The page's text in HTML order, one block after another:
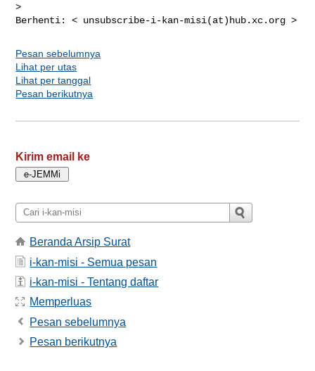
>
Pesan sebelumnya
Lihat per utas
Lihat per tanggal
Pesan berikutnya
Kirim email ke
Beranda Arsip Surat
i-kan-misi - Semua pesan
i-kan-misi - Tentang daftar
Memperluas
Pesan sebelumnya
Pesan berikutnya